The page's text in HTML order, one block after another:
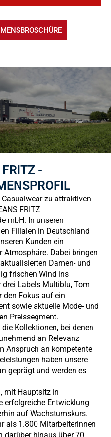
-
zu attraktiven
FRITZ
mbH. In unseren
Filialen in Deutschland
Kunden ein
Atmosphäre. Dabei bringen
Damen- und
frischen Wind ins
drei Labels Multiblu, Tom
den Fokus auf ein
sowie aktuelle Mode- und
Preissegment.
Kollektionen, bei denen
an Relevanz
Anspruch an kompetente
haben unsere
geprägt und werden es
mit Hauptsitz in
erfolgreiche Entwicklung
auf Wachstumskurs.
als 1.800 Mitarbeiterinnen
darüber hinaus über 70